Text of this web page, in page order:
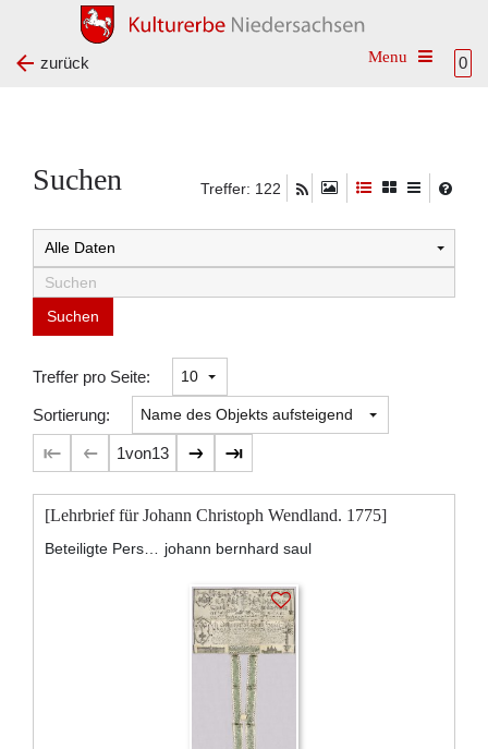
0
Toggle
zurück
Suchen Treffer: 122
Suchtreffer:
Treffer pro Seite:
Sortierung:
1von13
[Lehrbrief für Johann Christoph Wendland. 1775]
johann bernhard saul